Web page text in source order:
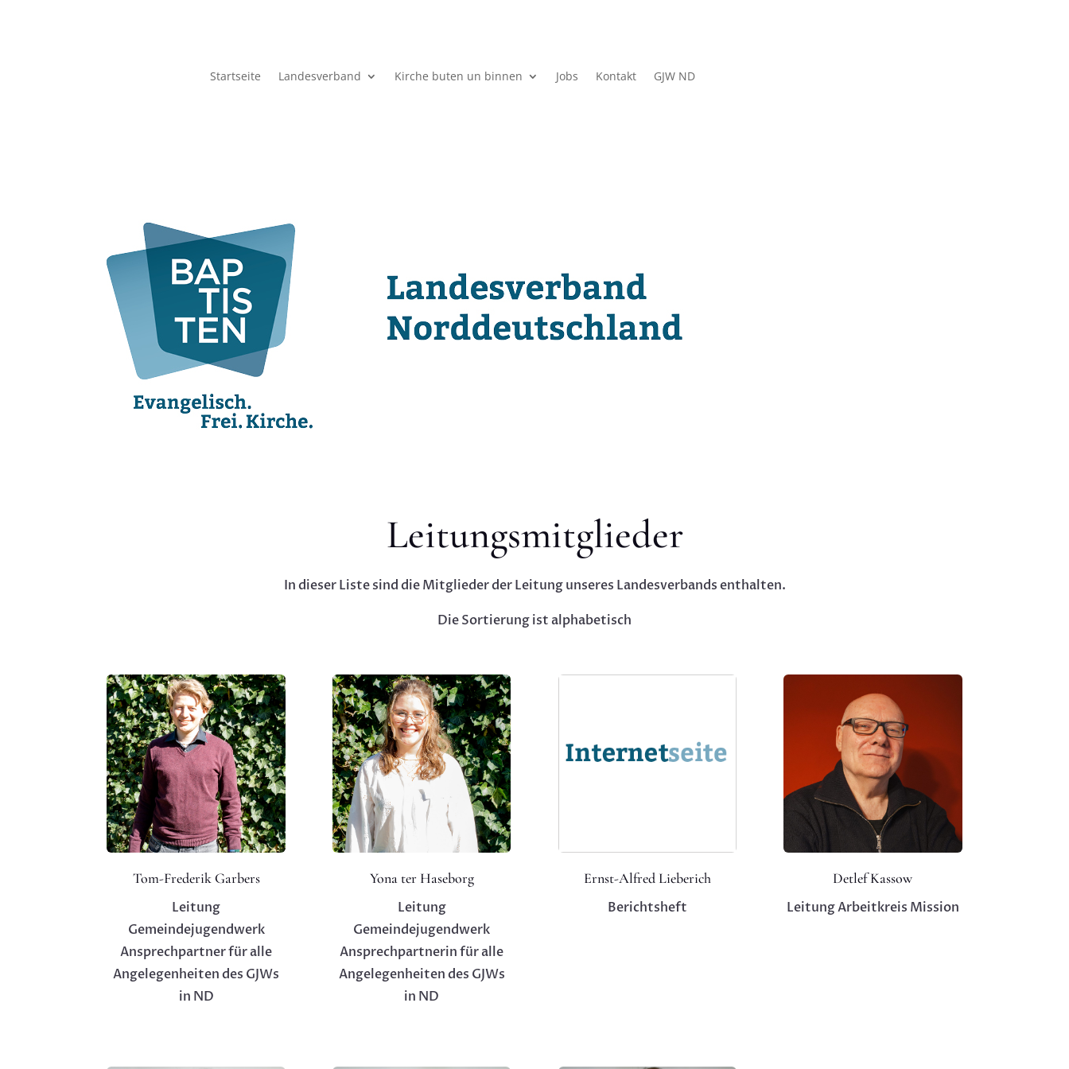
Startseite Landesverband Kirche buten un binnen Jobs Kontakt GJW ND
Leitungsmitglieder
In dieser Liste sind die Mitglieder der Leitung unseres Landesverbands enthalten.
Die Sortierung ist alphabetisch
Tom-Frederik Garbers
Leitung
Gemeindejugendwerk
Ansprechpartner für alle
Angelegenheiten des GJWs
in ND
Yona ter Haseborg
Leitung
Gemeindejugendwerk
Ansprechpartnerin für alle
Angelegenheiten des GJWs
in ND
Ernst-Alfred Lieberich
Berichtsheft
Detlef Kassow
Leitung Arbeitkreis Mission